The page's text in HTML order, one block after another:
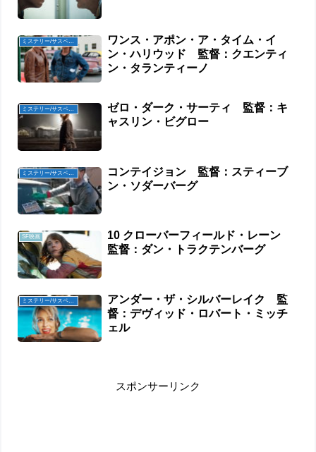
ワンス・アポン・ア・タイム・イ
ン・ハリウッド 監督：クエンティ
ン・タランティーノ
ミステリー/サスペンス映画
ゼロ・ダーク・サーティ 監督：キ
ャスリン・ビグロー
コンテイジョン 監督：スティーブ
ン・ソダーバーグ
SF映画
10 クローバーフィールド・レーン
監督：ダン・トラクテンバーグ
アンダー・ザ・シルバーレイク 監
督：デヴィッド・ロバート・ミッチ
ェル
スポンサーリンク